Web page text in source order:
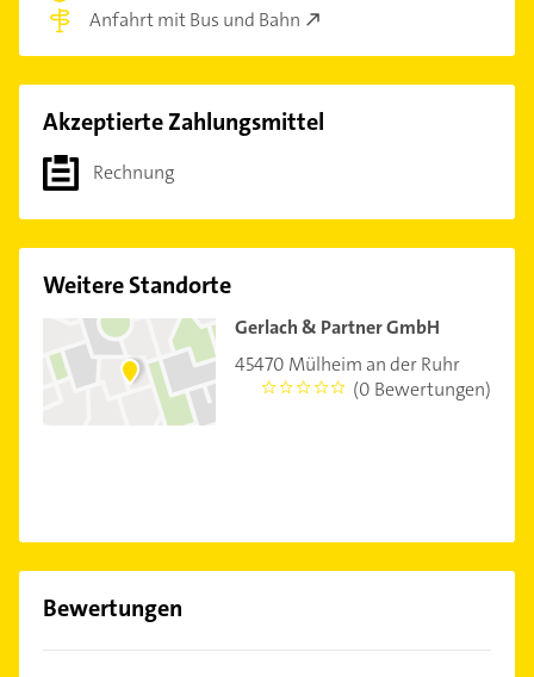
Anfahrt mit Bus und Bahn
Akzeptierte Zahlungsmittel
Rechnung
Weitere Standorte
Gerlach & Partner GmbH
45470 Mülheim an der Ruhr
0 (0 Bewertungen)
Bewertungen